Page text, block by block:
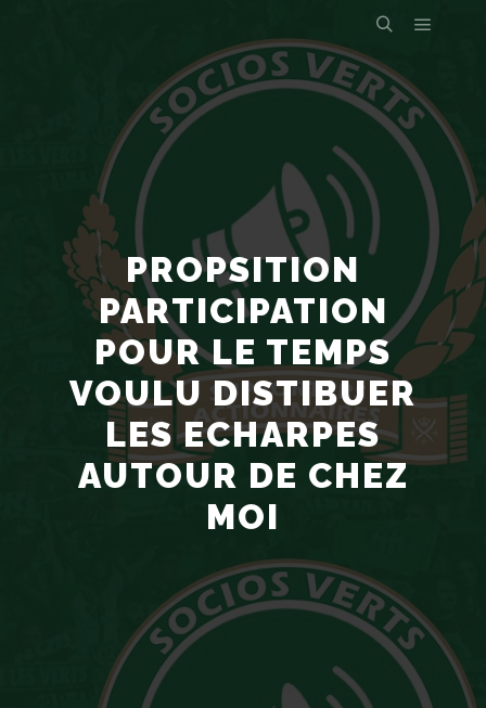
PROPSITION
PARTICIPATION
POUR LE TEMPS
VOULU DISTIBUER
LES ECHARPES
AUTOUR DE CHEZ
MOI